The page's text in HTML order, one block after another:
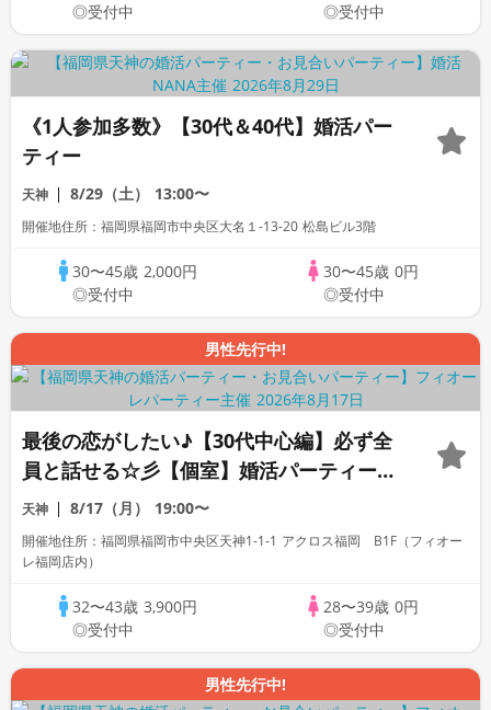
◎受付中
◎受付中
《1人参加多数》【30代＆40代】婚活パー
ティー
天神 8/29（土） 13:00〜
開催地住所：福岡県福岡市中央区大名１-13-20 松島ビル3階
30〜45歳 2,000円
◎受付中
30〜45歳 0円
◎受付中
男性先行中!
最後の恋がしたい♪【30代中心編】必ず全
員と話せる☆彡【個室】婚活パーティー～
真剣な出会い～
天神 8/17（月） 19:00〜
開催地住所：福岡県福岡市中央区天神1-1-1 アクロス福岡 B1F（フィオー
レ福岡店内）
32〜43歳 3,900円
◎受付中
28〜39歳 0円
◎受付中
男性先行中!